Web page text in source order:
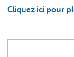
Cliquez ici pour